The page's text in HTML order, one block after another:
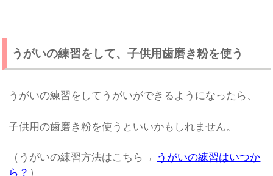
うがいの練習をして、子供用歯磨き粉を使う
うがいの練習をしてうがいができるようになったら、
子供用の歯磨き粉を使うといいかもしれません。
（うがいの練習方法はこちら→ うがいの練習はいつか
ら？ ）